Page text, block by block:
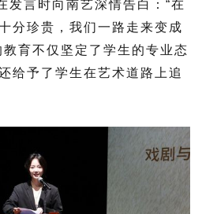
发言时向南艺深情告白：“在
分珍贵，我们一路走来变成
育不仅坚定了学生的专业态
给予了学生在艺术道路上追